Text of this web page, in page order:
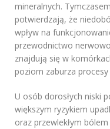
mineralnych.
potwierdzają, że
wpływ na
przewodnictwo
znajdują się w
poziom zaburza
U osób dorosłych niski
większym ryzykiem
oraz przewlekłym